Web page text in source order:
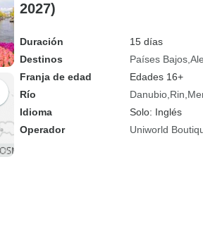
2027)
Duración
15 días
Destinos
Países Bajos
Franja de edad
Edades 16+
Río
Danubio Rin
Idioma
Solo: Inglés
Operador
Uniworld